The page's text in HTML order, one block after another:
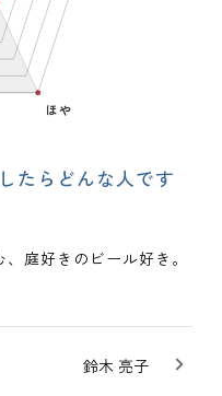
たらどんな人です
庭好きのビール好き。
鈴木 亮子